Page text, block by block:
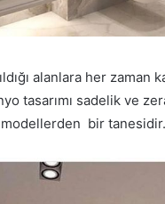
alanlara her zaman
tasarımı sadelik ve
bir tanesidir.